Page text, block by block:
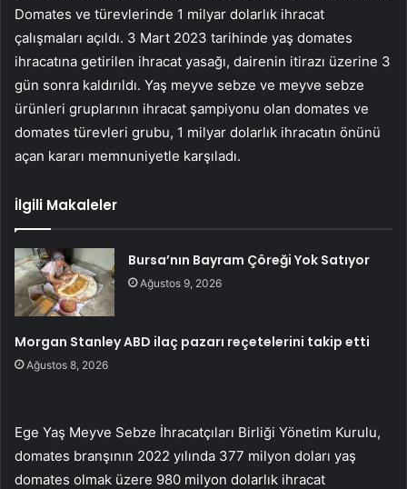
Domates ve türevlerinde 1 milyar dolarlık ihracat
çalışmaları açıldı. 3 Mart 2023 tarihinde yaş domates
ihracatına getirilen ihracat yasağı, dairenin itirazı üzerine 3
gün sonra kaldırıldı. Yaş meyve sebze ve meyve sebze
ürünleri gruplarının ihracat şampiyonu olan domates ve
domates türevleri grubu, 1 milyar dolarlık ihracatın önünü
açan kararı memnuniyetle karşıladı.
İlgili Makaleler
Bursa’nın Bayram Çöreği Yok Satıyor
Ağustos 9, 2026
Morgan Stanley ABD ilaç pazarı reçetelerini takip etti
Ağustos 8, 2026
Ege Yaş Meyve Sebze İhracatçıları Birliği Yönetim Kurulu,
domates branşının 2022 yılında 377 milyon doları yaş
domates olmak üzere 980 milyon dolarlık ihracat